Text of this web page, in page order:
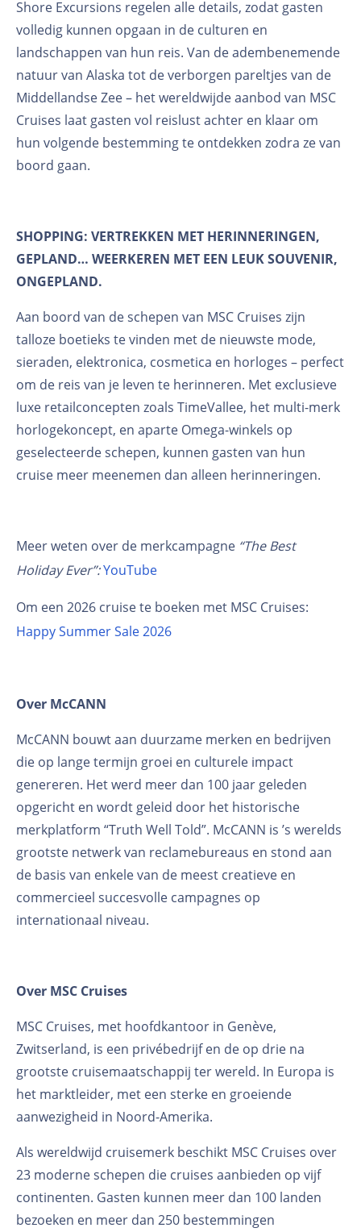
Shore Excursions regelen alle details, zodat gasten
volledig kunnen opgaan in de culturen en
landschappen van hun reis. Van de adembenemende
natuur van Alaska tot de verborgen pareltjes van de
Middellandse Zee – het wereldwijde aanbod van MSC
Cruises laat gasten vol reislust achter en klaar om
hun volgende bestemming te ontdekken zodra ze van
boord gaan.
SHOPPING: VERTREKKEN MET HERINNERINGEN,
GEPLAND… WEERKEREN MET EEN LEUK SOUVENIR,
ONGEPLAND.
Aan boord van de schepen van MSC Cruises zijn
talloze boetieks te vinden met de nieuwste mode,
sieraden, elektronica, cosmetica en horloges – perfect
om de reis van je leven te herinneren. Met exclusieve
luxe retailconcepten zoals TimeVallee, het multi-merk
horlogekoncept, en aparte Omega-winkels op
geselecteerde schepen, kunnen gasten van hun
cruise meer meenemen dan alleen herinneringen.
Meer weten over de merkcampagne “The Best
Holiday Ever”:YouTube
Om een 2026 cruise te boeken met MSC Cruises:
Happy Summer Sale 2026
Over McCANN
McCANN bouwt aan duurzame merken en bedrijven
die op lange termijn groei en culturele impact
genereren. Het werd meer dan 100 jaar geleden
opgericht en wordt geleid door het historische
merkplatform “Truth Well Told”. McCANN is ’s werelds
grootste netwerk van reclamebureaus en stond aan
de basis van enkele van de meest creatieve en
commercieel succesvolle campagnes op
internationaal niveau.
Over MSC Cruises
MSC Cruises, met hoofdkantoor in Genève,
Zwitserland, is een privébedrijf en de op drie na
grootste cruisemaatschappij ter wereld. In Europa is
het marktleider, met een sterke en groeiende
aanwezigheid in Noord-Amerika.
Als wereldwijd cruisemerk beschikt MSC Cruises over
23 moderne schepen die cruises aanbieden op vijf
continenten. Gasten kunnen meer dan 100 landen
bezoeken en meer dan 250 bestemmingen